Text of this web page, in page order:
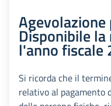
Disponibile
l'anno fiscale
Si ricorda che il
relativo al pagamento